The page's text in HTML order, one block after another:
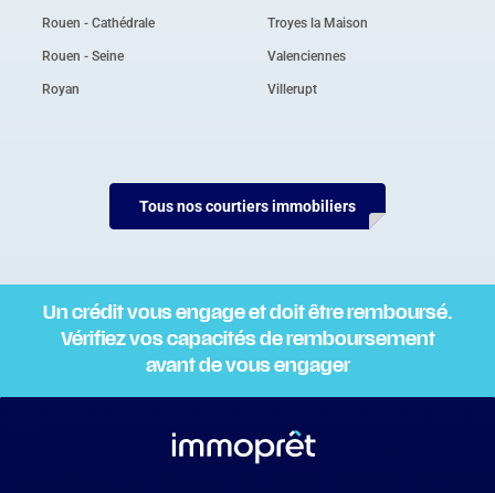
Rouen - Cathédrale
Rouen - Seine
Royan
Troyes la Maison
Valenciennes
Villerupt
Tous nos courtiers immobiliers
Un crédit vous engage et doit être remboursé.
Vérifiez vos capacités de remboursement
avant de vous engager